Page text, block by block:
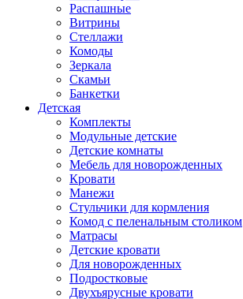
Распашные
Витрины
Стеллажи
Комоды
Зеркала
Скамьи
Банкетки
Детская
Комплекты
Модульные детские
Детские комнаты
Мебель для новорожденных
Кровати
Манежи
Стульчики для кормления
Комод с пеленальным столиком
Матрасы
Детские кровати
Для новорожденных
Подростковые
Двухъярусные кровати